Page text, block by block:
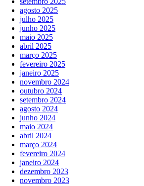
agosto 2025
julho 2025
junho 2025
maio 2025
abril 2025
março 2025
fevereiro 2025
janeiro 2025
novembro 2024
outubro 2024
setembro 2024
agosto 2024
junho 2024
maio 2024
abril 2024
março 2024
fevereiro 2024
janeiro 2024
dezembro 2023
novembro 2023